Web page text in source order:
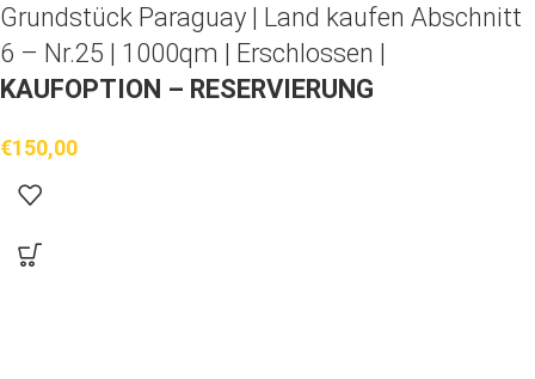
Grundstück Paraguay | Land kaufen Abschnitt
6 – Nr.25 | 1000qm | Erschlossen |
KAUFOPTION – RESERVIERUNG
€150,00